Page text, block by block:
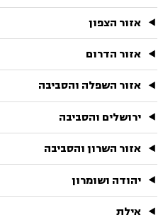
אזור הצפון
אזור הדרום
אזור השפלה והסביבה
ירושלים והסביבה
אזור השרון והסביבה
יהודה ושומרון
אילת